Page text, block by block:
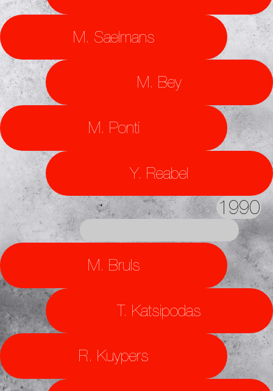
M. Saelmans
M. Bey
M. Ponti
Y. Reabel
1990
M. Bruls
T. Katsipodas
R. Kuypers